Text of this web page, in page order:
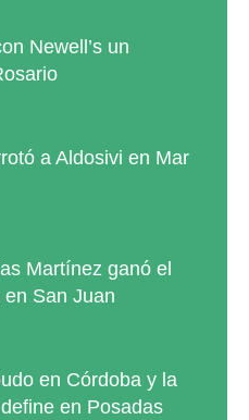
Newell’s un
a Aldosivi en Mar
Martínez ganó el
San Juan
en Córdoba y la
en Posadas